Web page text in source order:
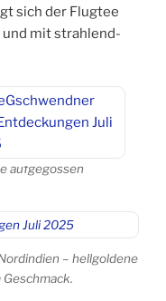
sich der Flugtee
und mit strahlend-
aufgegossen
– hellgoldene